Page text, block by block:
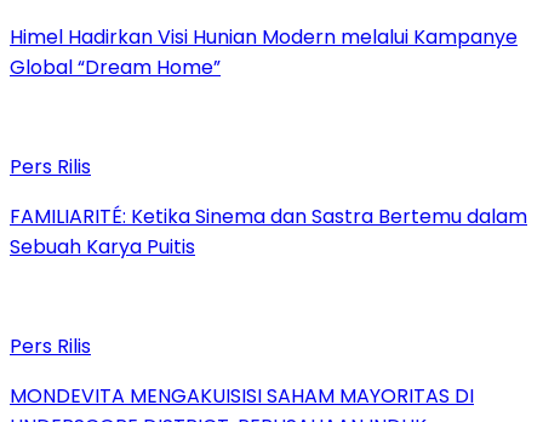
Himel Hadirkan Visi Hunian Modern melalui Kampanye
Global “Dream Home”
Pers Rilis
FAMILIARITÉ: Ketika Sinema dan Sastra Bertemu dalam
Sebuah Karya Puitis
Pers Rilis
MONDEVITA MENGAKUISISI SAHAM MAYORITAS DI